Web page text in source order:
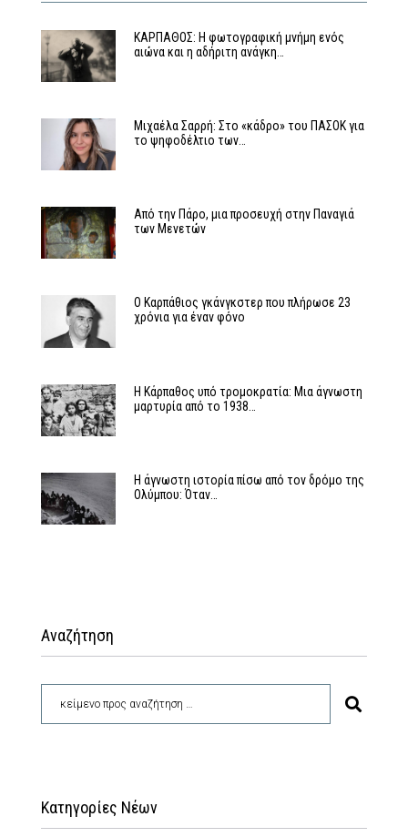
ΚΑΡΠΑΘΟΣ: Η φωτογραφική μνήμη ενός
αιώνα και η αδήριτη ανάγκη…
Μιχαέλα Σαρρή: Στο «κάδρο» του ΠΑΣΟΚ για
το ψηφοδέλτιο των…
Από την Πάρο, μια προσευχή στην Παναγιά
των Μενετών
Ο Καρπάθιος γκάνγκστερ που πλήρωσε 23
χρόνια για έναν φόνο
Η Κάρπαθος υπό τρομοκρατία: Μια άγνωστη
μαρτυρία από το 1938…
Η άγνωστη ιστορία πίσω από τον δρόμο της
Ολύμπου: Όταν…
Αναζήτηση
Κατηγορίες Νέων